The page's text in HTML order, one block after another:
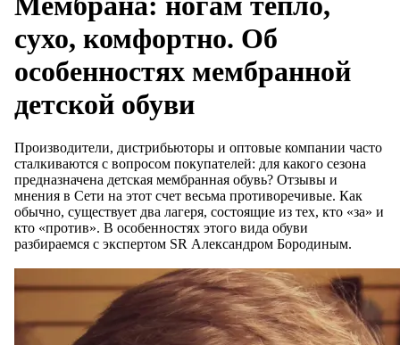
сухо, комфортно. Об
особенностях мембранной
детской обуви
Производители, дистрибьюторы и оптовые компании часто
сталкиваются с вопросом покупателей: для какого сезона
предназначена детская мембранная обувь? Отзывы и
мнения в Сети на этот счет весьма противоречивые. Как
обычно, существует два лагеря, состоящие из тех, кто «за» и
кто «против». В особенностях этого вида обуви
разбираемся с экспертом SR Александром Бородиным.